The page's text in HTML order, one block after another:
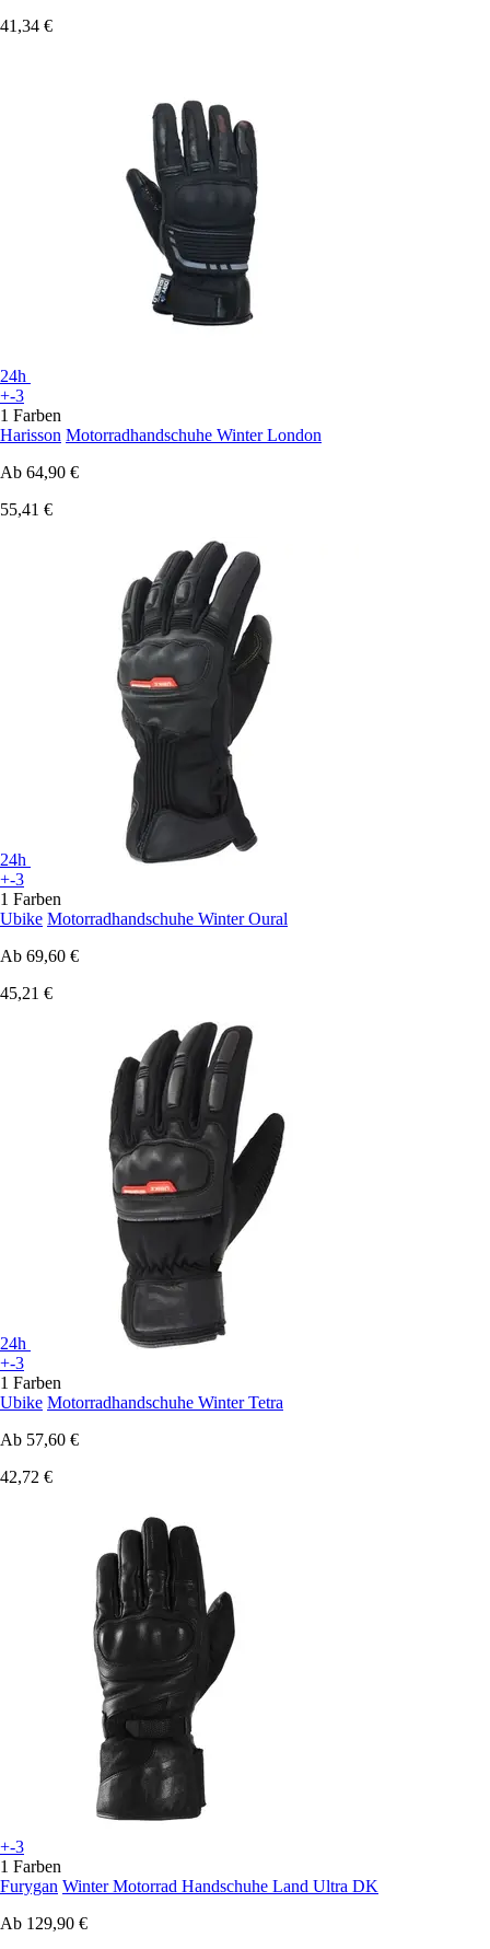
41,34 €
24h
+-3
1 Farben
Harisson Motorradhandschuhe Winter London
Ab 64,90 €
55,41 €
24h
+-3
1 Farben
Ubike Motorradhandschuhe Winter Oural
Ab 69,60 €
45,21 €
24h
+-3
1 Farben
Ubike Motorradhandschuhe Winter Tetra
Ab 57,60 €
42,72 €
+-3
1 Farben
Furygan Winter Motorrad Handschuhe Land Ultra DK
Ab 129,90 €